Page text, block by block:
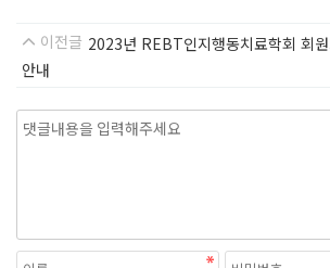
이전글 2023년 REBT인지행동치료학회 회
안내
내용